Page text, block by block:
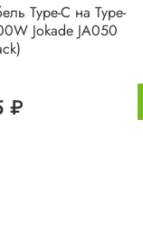
Type-C на Type-
Jokade JA050
₽